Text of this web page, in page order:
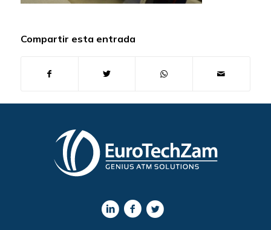
Compartir esta entrada